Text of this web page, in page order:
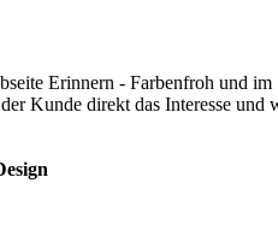
Erinnern - Farbenfroh und
Kunde direkt das Interesse